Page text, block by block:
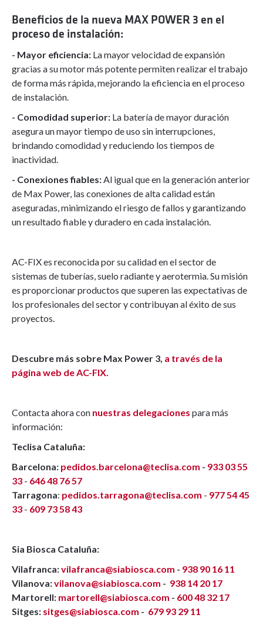
Beneficios de la nueva MAX POWER 3 en el
proceso de instalación:
- Mayor eficiencia: La mayor velocidad de expansión
gracias a su motor más potente permiten realizar el trabajo
de forma más rápida, mejorando la eficiencia en el proceso
de instalación.
- Comodidad superior: La batería de mayor duración
asegura un mayor tiempo de uso sin interrupciones,
brindando comodidad y reduciendo los tiempos de
inactividad.
- Conexiones fiables:Al igual que en la generación anterior
de Max Power, las conexiones de alta calidad están
aseguradas, minimizando el riesgo de fallos y garantizando
un resultado fiable y duradero en cada instalación.
AC-FIX es reconocida por su calidad en el sector de
sistemas de tuberías, suelo radiante y aerotermia. Su misión
es proporcionar productos que superen las expectativas de
los profesionales del sector y contribuyan al éxito de sus
proyectos.
Descubre más sobre Max Power 3, a través de la
página web de AC-FIX.
Contacta ahora con nuestras delegaciones para más
información:
Teclisa Cataluña:
Barcelona: pedidos.barcelona@teclisa.com - 933 03 55
33 - 646 48 76 57
Tarragona: pedidos.tarragona@teclisa.com - 977 54 45
33 - 609 73 58 43
Sia Biosca Cataluña:
Vilafranca:vilafranca@siabiosca.com - 938 90 16 11
Vilanova:vilanova@siabiosca.com - 938 14 20 17
Martorell: martorell@siabiosca.com - 600 48 32 17
Sitges: sitges@siabiosca.com - 679 93 29 11